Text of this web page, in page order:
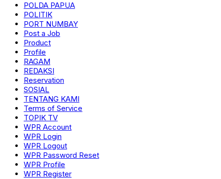
POLDA PAPUA
POLITIK
PORT NUMBAY
Post a Job
Product
Profile
RAGAM
REDAKSI
Reservation
SOSIAL
TENTANG KAMI
Terms of Service
TOPIK TV
WPR Account
WPR Login
WPR Logout
WPR Password Reset
WPR Profile
WPR Register